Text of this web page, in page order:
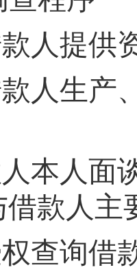
人提供
人生产
本人面
款人主
查询借